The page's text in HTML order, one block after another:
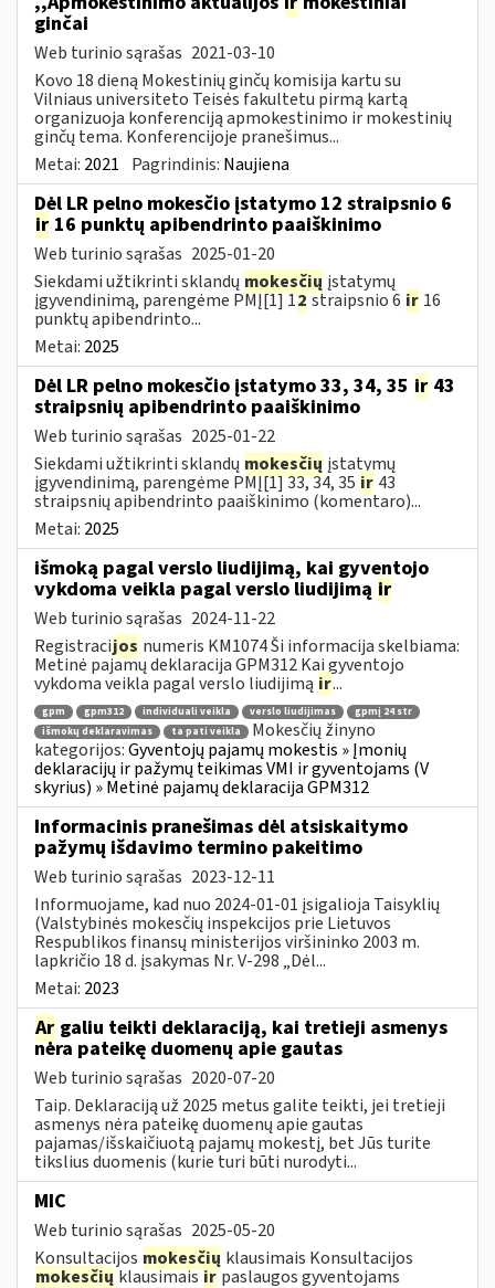
ginčai
Web turinio sąrašas 2021-03-10
Kovo 18 dieną Mokestinių ginčų komisija kartu su
Vilniaus universiteto Teisės fakultetu pirmą kartą
organizuoja konferenciją apmokestinimo ir mokestinių
ginčų tema. Konferencijoje pranešimus...
Metai: 2021 Pagrindinis: Naujiena
Dėl LR pelno mokesčio įstatymo 12 straipsnio 6
ir 16 punktų apibendrinto paaiškinimo
Web turinio sąrašas 2025-01-20
Siekdami užtikrinti sklandų mokesčių įstatymų
įgyvendinimą, parengėme PMĮ[1] 12straipsnio 6 ir 16
punktų apibendrinto...
Metai: 2025
Dėl LR pelno mokesčio įstatymo 33, 34, 35 ir 43
straipsnių apibendrinto paaiškinimo
Web turinio sąrašas 2025-01-22
Siekdami užtikrinti sklandų mokesčių įstatymų
įgyvendinimą, parengėme PMĮ[1] 33, 34, 35 ir 43
straipsnių apibendrinto paaiškinimo (komentaro)...
Metai: 2025
išmoką pagal verslo liudijimą, kai gyventojo
vykdoma veikla pagal verslo liudijimą ir
Web turinio sąrašas 2024-11-22
Registracijos numeris KM1074 Ši informacija skelbiama:
Metinė pajamų deklaracija GPM312 Kai gyventojo
vykdoma veikla pagal verslo liudijimą ir...
gpm gpm312 individuali veikla verslo liudijimas
gpmį 24 str
išmokų deklaravimas
ta pati veikla
Mokesčių žinyno
kategorijos:Gyventojų pajamų mokestis » Įmonių
deklaracijų ir pažymų teikimas VMI ir gyventojams (V
skyrius) » Metinė pajamų deklaracija GPM312
Informacinis pranešimas dėl atsiskaitymo
pažymų išdavimo termino pakeitimo
Web turinio sąrašas 2023-12-11
Informuojame, kad nuo 2024-01-01 įsigalioja Taisyklių
(Valstybinės mokesčių inspekcijos prie Lietuvos
Respublikos finansų ministerijos viršininko 2003 m.
lapkričio 18 d. įsakymas Nr. V-298 „Dėl...
Metai: 2023
Ar galiu teikti deklaraciją, kai tretieji asmenys
nėra pateikę duomenų apie gautas
Web turinio sąrašas 2020-07-20
Taip. Deklaraciją už 2025 metus galite teikti, jei tretieji
asmenys nėra pateikę duomenų apie gautas
pajamas/išskaičiuotą pajamų mokestį, bet Jūs turite
tikslius duomenis (kurie turi būti nurodyti...
MIC
Web turinio sąrašas 2025-05-20
Konsultacijos mokesčių klausimais Konsultacijos
mokesčių klausimaisirpaslaugos gyventojams